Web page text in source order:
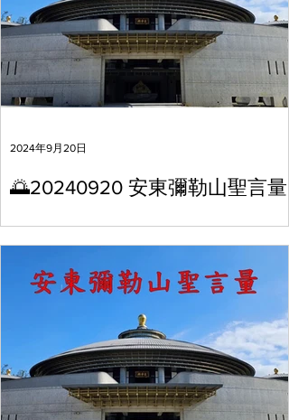
🌅20240920 安東彌勒山聖言量
2024年9月20日